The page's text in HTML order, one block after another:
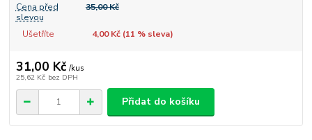
Cena před
slevou
35,00 Kč
Ušetříte 4,00 Kč (11 % sleva)
31,00 Kč /kus
25,62 Kč bez DPH
Přidat do košíku